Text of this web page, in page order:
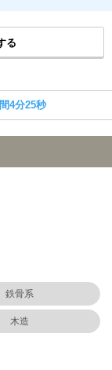
る
4分24秒
鉄骨系
木造